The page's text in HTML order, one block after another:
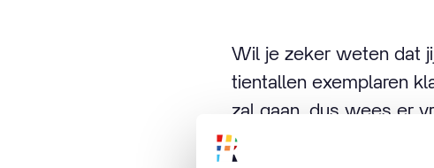
Wil je zeker weten dat
tientallen exemplaren
zal gaan, dus wees er